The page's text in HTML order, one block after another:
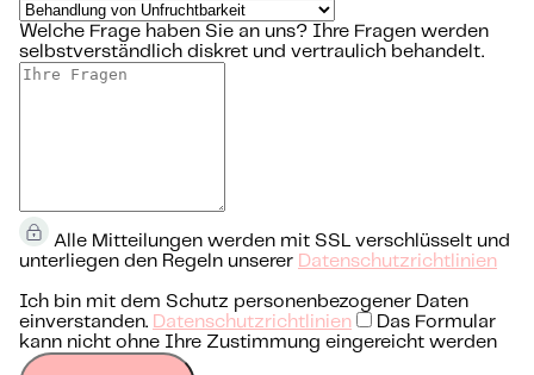
Welche Frage haben Sie an uns? Ihre Fragen werden
selbstverständlich diskret und vertraulich behandelt.
Alle Mitteilungen werden mit SSL verschlüsselt und
unterliegen den Regeln unserer Datenschutzrichtlinien
Ich bin mit dem Schutz personenbezogener Daten
einverstanden. Datenschutzrichtlinien
Das Formular
kann nicht ohne Ihre Zustimmung eingereicht werden